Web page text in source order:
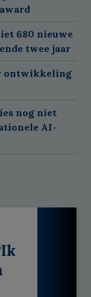
680 nieuwe
twee jaar
ontwikkeling
nog niet
AI-